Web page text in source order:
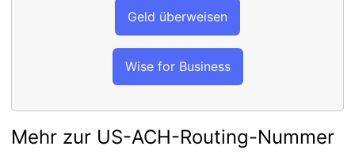
Geld überweisen
Wise for Business
Mehr zur US-ACH-Routing-Nummer